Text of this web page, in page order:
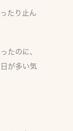
たり止ん
たのに、
が多い気